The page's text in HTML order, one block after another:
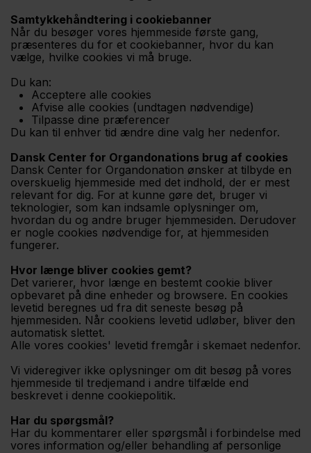
Samtykkehåndtering i cookiebanner
Når du besøger vores hjemmeside første gang,
præsenteres du for et cookiebanner, hvor du kan
vælge, hvilke cookies vi må bruge.
Du kan:
Acceptere alle cookies
Afvise alle cookies (undtagen nødvendige)
Tilpasse dine præferencer
Du kan til enhver tid ændre dine valg her nedenfor.
Dansk Center for Organdonations brug af cookies
Dansk Center for Organdonation ønsker at tilbyde en
overskuelig hjemmeside med det indhold, der er mest
relevant for dig. For at kunne gøre det, bruger vi
teknologier, som kan indsamle oplysninger om,
hvordan du og andre bruger hjemmesiden. Derudover
er nogle cookies nødvendige for, at hjemmesiden
fungerer.
Hvor længe bliver cookies gemt?
Det varierer, hvor længe en bestemt cookie bliver
opbevaret på dine enheder og browsere. En cookies
levetid beregnes ud fra dit seneste besøg på
hjemmesiden. Når cookiens levetid udløber, bliver den
automatisk slettet.
Alle vores cookies' levetid fremgår i skemaet nedenfor.
Vi videregiver ikke oplysninger om dit besøg på vores
hjemmeside til tredjemand i andre tilfælde end
beskrevet i denne cookiepolitik.
Har du spørgsmål?
Har du kommentarer eller spørgsmål i forbindelse med
vores information og/eller behandling af personlige